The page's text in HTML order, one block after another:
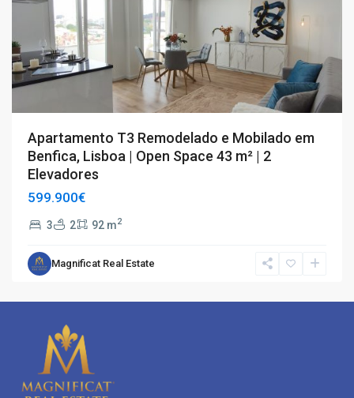
Apartamento T3 Remodelado e Mobilado em
Benfica, Lisboa | Open Space 43 m² | 2
Elevadores
599.900€
3 2 92 m2
Magnificat Real Estate